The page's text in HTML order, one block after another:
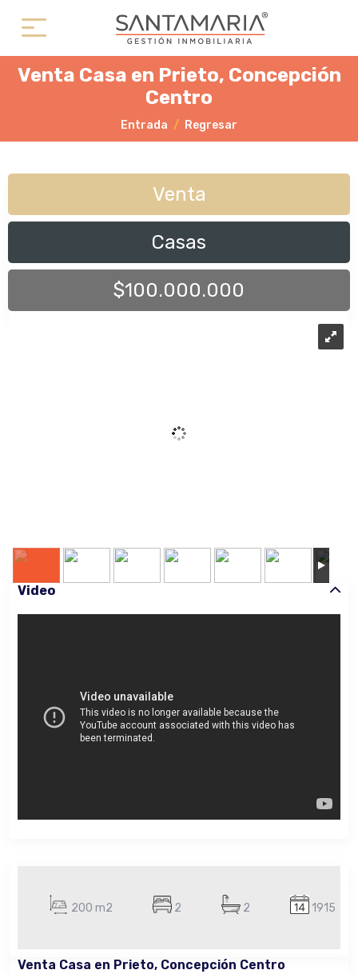
Venta Casa en Prieto, Concepción
Centro
Entrada Regresar
Venta
Casas
$100.000.000
200 m2 2 2 1915
Venta Casa en Prieto, Concepción Centro
Video